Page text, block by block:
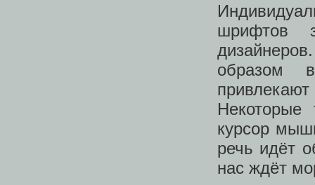
шрифтов
образом
Некоторые
курсор
речь идёт
нас ждёт